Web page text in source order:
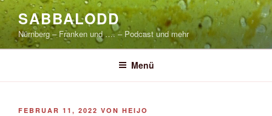
Zum
Inhalt
springen
SABBALODD
Nürnberg – Franken und …. – Podcast und mehr
Menü
VERÖFFENTLICHT
FEBRUAR 11, 2022 VON HEIJO